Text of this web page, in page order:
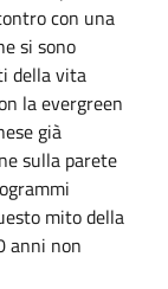
con una
si sono
della vita
la evergreen
già
sulla parete
mito della
anni non